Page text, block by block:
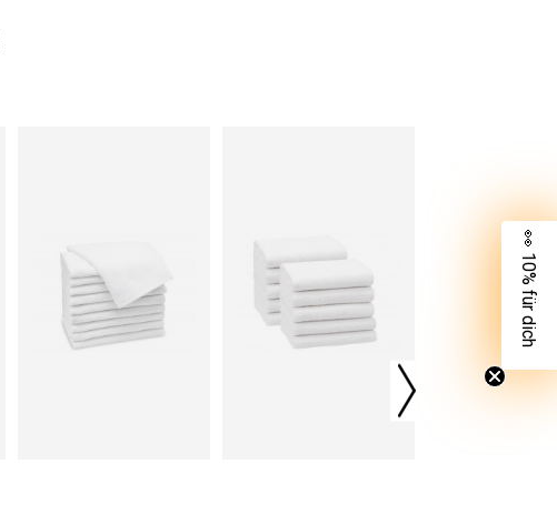
👀 10% für dich